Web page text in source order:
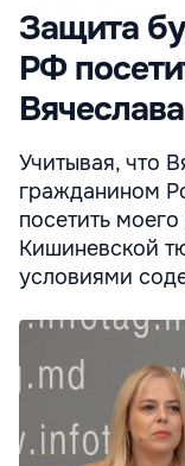
Защита
РФ
Учитывая, что
гражданином
посетить
Кишиневской
условиями